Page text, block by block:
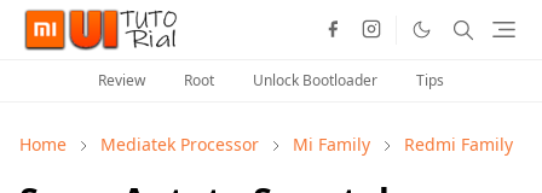
Review Root Unlock Bootloader Tips
Home Mediatek Processor Mi Family Redmi Family